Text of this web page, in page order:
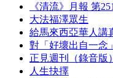
《清流》月報 第
大法福澤眾生
給馬來西亞華人講
對「好壞出自一念
正見週刊（錄音版
人生抉擇